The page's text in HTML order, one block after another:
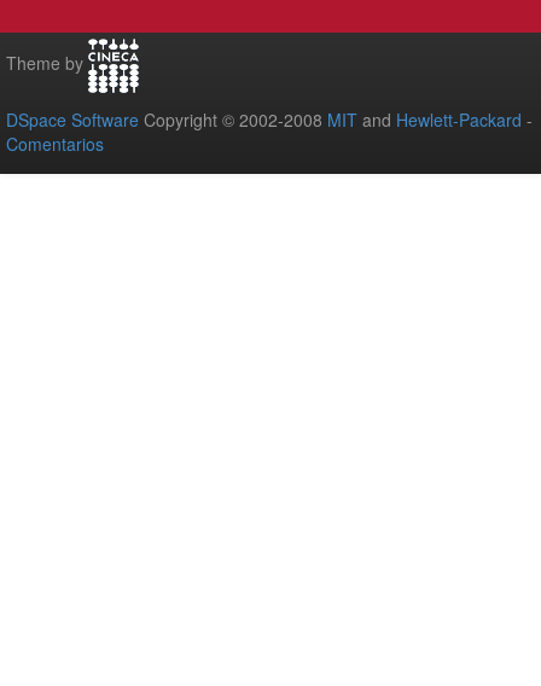
Theme by
DSpace Software Copyright © 2002-2008 MIT and Hewlett-Packard -
Comentarios